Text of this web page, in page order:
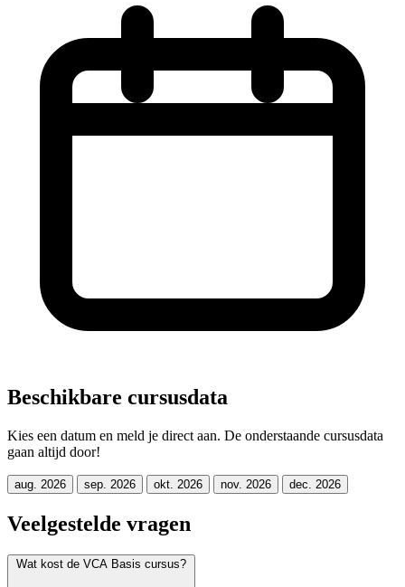
Beschikbare cursusdata
Kies een datum en meld je direct aan. De onderstaande cursusdata
gaan altijd door!
aug. 2026 sep. 2026 okt. 2026 nov. 2026 dec. 2026
Veelgestelde vragen
Wat kost de VCA Basis cursus?